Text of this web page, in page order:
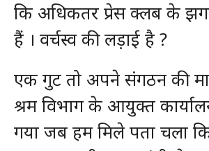
कि अधिकतर प्रेस क्लब के
हैं । वर्चस्व की लड़ाई है ?
एक गुट तो अपने संगठन की
श्रम विभाग के आयुक्त
गया जब हम मिले पता चला